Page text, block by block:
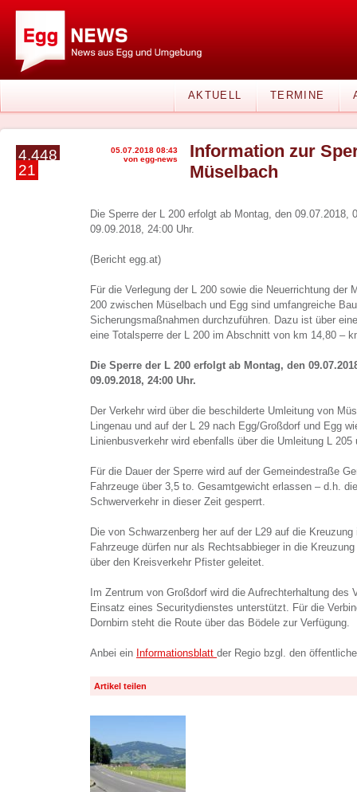
AKTUELL TERMINE
4.448
21
05.07.2018 08:43
von egg-news
Information zur
Müselbach
Die Sperre der L 200 erfolgt ab Montag, den 09.07.2018,
09.09.2018, 24:00 Uhr.
(Bericht egg.at)
Für die Verlegung der L 200 sowie die Neuerrichtung der
200 zwischen Müselbach und Egg sind umfangreiche
Sicherungsmaßnahmen durchzuführen. Dazu ist über
eine Totalsperre der L 200 im Abschnitt von km 14,80 –
Die Sperre der L 200 erfolgt ab Montag, den
09.09.2018, 24:00 Uhr.
Der Verkehr wird über die beschilderte Umleitung von
Lingenau und auf der L 29 nach Egg/Großdorf und Egg
Linienbusverkehr wird ebenfalls über die Umleitung L 205
Für die Dauer der Sperre wird auf der Gemeindestraße
Fahrzeuge über 3,5 to. Gesamtgewicht erlassen – d.h.
Schwerverkehr in dieser Zeit gesperrt.
Die von Schwarzenberg her auf der L29 auf die
Fahrzeuge dürfen nur als Rechtsabbieger in die
über den Kreisverkehr Pfister geleitet.
Im Zentrum von Großdorf wird die Aufrechterhaltung des
Einsatz eines Securitydienstes unterstützt. Für die
Dornbirn steht die Route über das Bödele zur Verfügung.
Anbei ein Informationsblatt der Regio bzgl. den
Artikel teilen